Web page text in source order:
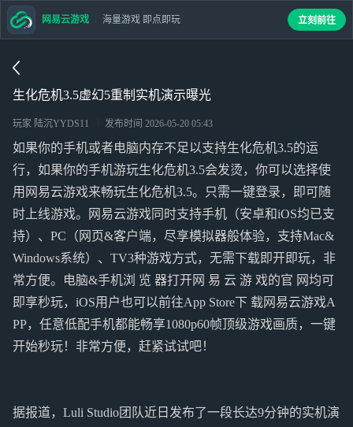
生化危机3.5虚幻5重制实机演示曝光
玩家 陆沉YYDS11 发布时间 2026-05-20 05:43
如果你的手机或者电脑内存不足以支持生化危机3.5的运
行，如果你的手机游玩生化危机3.5会发烫，你可以选择使
用网易云游戏来畅玩生化危机3.5。只需一键登录，即可随
时上线游戏。网易云游戏同时支持手机（安卓和iOS均已支
持）、PC（网页&客户端，尽享模拟器般体验，支持Mac&
Windows系统）、TV3种游戏方式，无需下载即开即玩，非
常方便。电脑&手机浏 览 器打开网 易 云 游 戏的官 网均可
即享秒玩，iOS用户也可以前往App Store下 载网易云游戏A
PP，任意低配手机都能畅享1080p60帧顶级游戏画质，一键
开始秒玩！非常方便，赶紧试试吧！
据报道，Luli Studio团队近日发布了一段长达9分钟的实机演
网易云游戏 海量游戏 即点即玩 立刻前往